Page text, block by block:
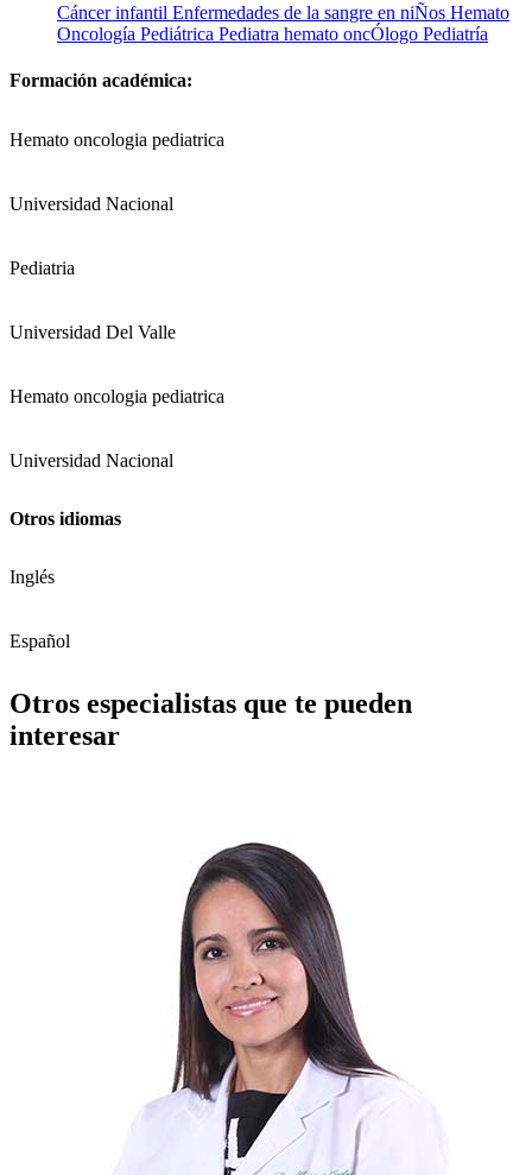
Cáncer infantil Enfermedades de la sangre en niÑos Hemato
Oncología Pediátrica Pediatra hemato oncÓlogo Pediatría
Formación académica:
Hemato oncologia pediatrica
Universidad Nacional
Pediatria
Universidad Del Valle
Hemato oncologia pediatrica
Universidad Nacional
Otros idiomas
Inglés
Español
Otros especialistas que te pueden
interesar